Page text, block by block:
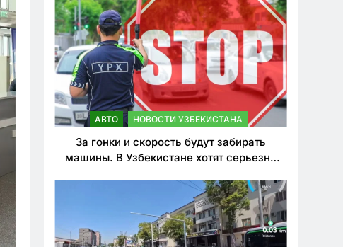
АВТО НОВОСТИ УЗБЕКИСТАНА
За гонки и скорость будут забирать
машины. В Узбекистане хотят серьезно